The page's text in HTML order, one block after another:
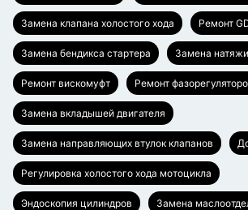
Замена клапана холостого хода Ремонт
Замена бендикса стартера Замена
Ремонт вискомуфт Ремонт
Замена вкладышей двигателя
Замена направляющих втулок клапанов
Регулировка холостого хода мотоцикла
Эндоскопия цилиндров Замена